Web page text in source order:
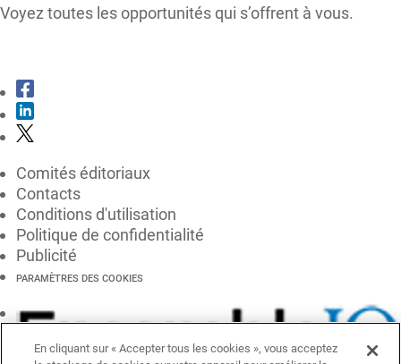
Voyez toutes les opportunités qui s’offrent à vous.
Comités éditoriaux
Contacts
Conditions d'utilisation
Politique de confidentialité
Publicité
PARAMÈTRES DES COOKIES
En cliquant sur « Accepter tous les cookies », vous acceptez